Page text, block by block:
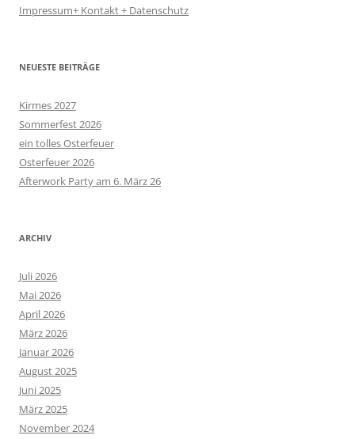
Impressum+ Kontakt + Datenschutz
NEUESTE BEITRÄGE
Kirmes 2027
Sommerfest 2026
ein tolles Osterfeuer
Osterfeuer 2026
Afterwork Party am 6. März 26
ARCHIV
Juli 2026
Mai 2026
April 2026
März 2026
Januar 2026
August 2025
Juni 2025
März 2025
November 2024